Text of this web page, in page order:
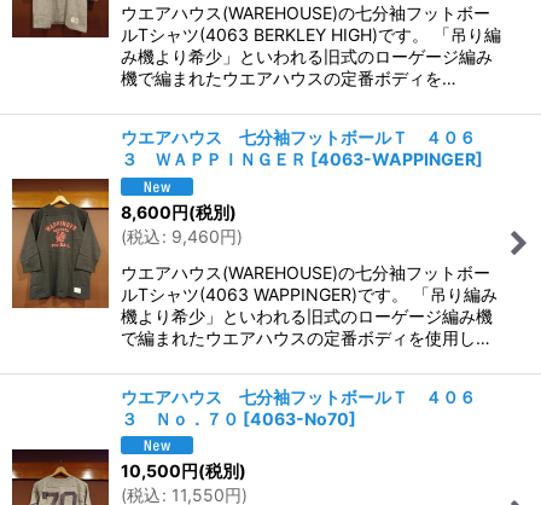
ウエアハウス(WAREHOUSE)の七分袖フットボー
ルTシャツ(4063 BERKLEY HIGH)です。 「吊り編
み機より希少」といわれる旧式のローゲージ編み
機で編まれたウエアハウスの定番ボディを…
ウエアハウス 七分袖フットボールＴ ４０６
３ ＷＡＰＰＩＮＧＥＲ [4063-WAPPINGER]
8,600円(税別)
(税込: 9,460円)
ウエアハウス(WAREHOUSE)の七分袖フットボー
ルTシャツ(4063 WAPPINGER)です。 「吊り編み
機より希少」といわれる旧式のローゲージ編み機
で編まれたウエアハウスの定番ボディを使用し…
ウエアハウス 七分袖フットボールＴ ４０６
３ Ｎｏ．７０ [4063-No70]
10,500円(税別)
(税込: 11,550円)